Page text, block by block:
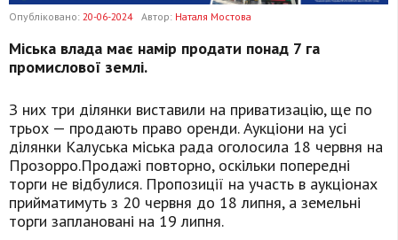
Опубліковано: 20-06-2024 Автор: Наталя Мостова
Міська влада має намір продати понад 7 га
промислової землі.
З них три ділянки виставили на приватизацію, ще по
трьох — продають право оренди. Аукціони на усі
ділянки Калуська міська рада оголосила 18 червня на
Прозорро.Продажі повторно, оскільки попередні
торги не відбулися. Пропозиції на участь в аукціонах
прийматимуть з 20 червня до 18 липня, а земельні
торги заплановані на 19 липня.